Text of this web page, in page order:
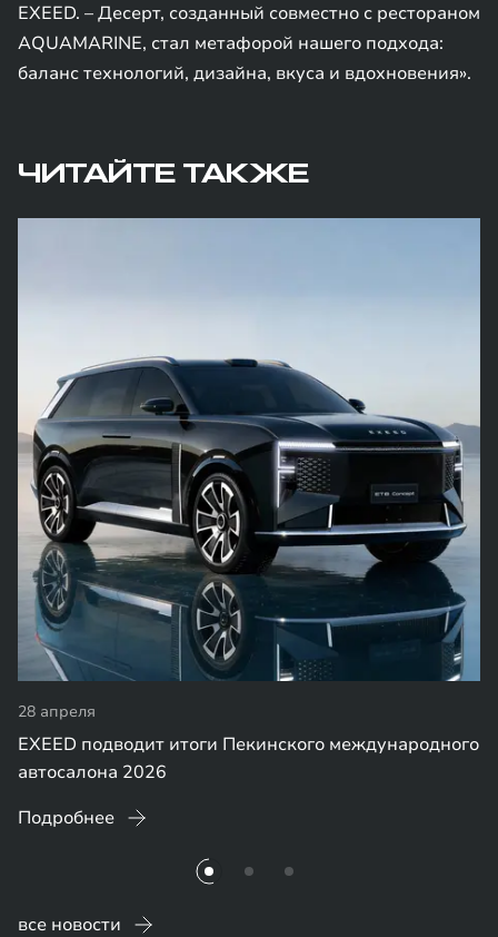
EXEED. – Десерт, созданный совместно с рестораном
AQUAMARINE, стал метафорой нашего подхода:
баланс технологий, дизайна, вкуса и вдохновения».
ЧИТАЙТЕ ТАКЖЕ
28 апреля
EXEED подводит итоги Пекинского международного
автосалона 2026
Подробнее
все новости